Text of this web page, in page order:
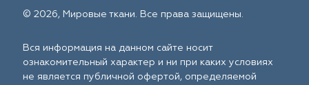
© 2026, Мировые ткани. Все права защищены.
Вся информация на данном сайте носит
ознакомительный характер и ни при каких условиях
не является публичной офертой, определяемой